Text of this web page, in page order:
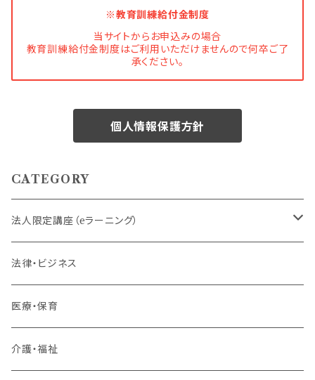
※教育訓練給付金制度
当サイトからお申込みの場合
教育訓練給付金制度はご利用いただけませんので何卒ご了
承ください。
個人情報保護方針
CATEGORY
法人限定講座（eラーニング）
内定者・新入社員
若手社員・中堅社員
リーダー（主任・係長）
法律・ビジネス
医療・保育
介護・福祉